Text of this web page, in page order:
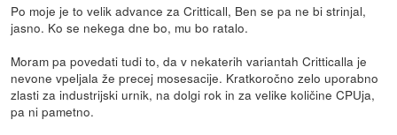
Po moje je to velik advance za Critticall, Ben se pa ne bi strinjal,
jasno. Ko se nekega dne bo, mu bo ratalo.
Moram pa povedati tudi to, da v nekaterih variantah Critticalla je
nevone vpeljala že precej mosesacije. Kratkoročno zelo uporabno
zlasti za industrijski urnik, na dolgi rok in za velike količine CPUja,
pa ni pametno.